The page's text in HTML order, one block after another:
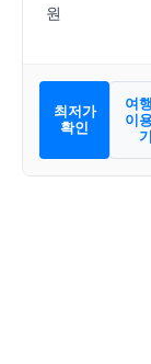
최저가
확인
여
이
기